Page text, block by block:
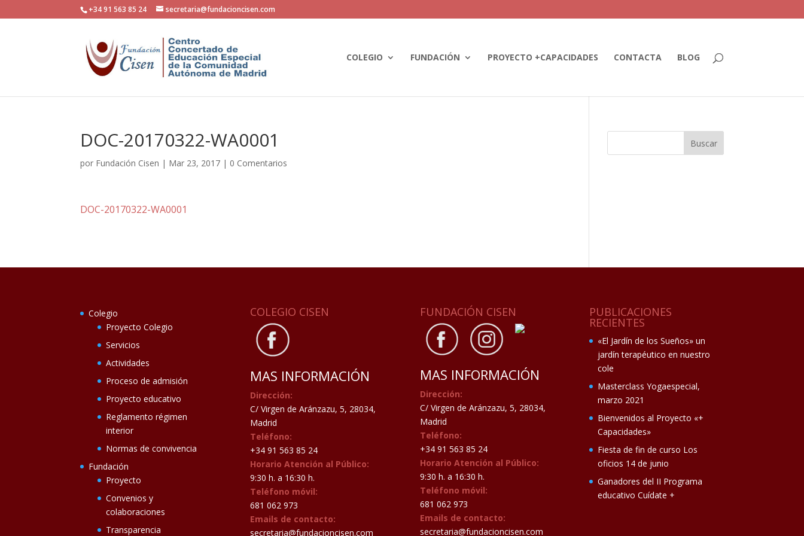
+34 91 563 85 24 secretaria@fundacioncisen.com
COLEGIO FUNDACIÓN PROYECTO +CAPACIDADES CONTACTA BLOG
DOC-20170322-WA0001
por Fundación Cisen | Mar 23, 2017 | 0 Comentarios
DOC-20170322-WA0001
Colegio
Proyecto Colegio
Servicios
Actividades
Proceso de admisión
Proyecto educativo
Reglamento régimen
interior
Normas de convivencia
Fundación
Proyecto
Convenios y
colaboraciones
Transparencia
COLEGIO CISEN
MAS INFORMACIÓN
Dirección:
C/ Virgen de Aránzazu, 5, 28034,
Madrid
Teléfono:
+34 91 563 85 24
Horario Atención al Público:
9:30 h. a 16:30 h.
Teléfono móvil:
681 062 973
Emails de contacto:
secretaria@fundacioncisen.com
FUNDACIÓN CISEN
MAS INFORMACIÓN
Dirección:
C/ Virgen de Aránzazu, 5, 28034,
Madrid
Teléfono:
+34 91 563 85 24
Horario Atención al Público:
9:30 h. a 16:30 h.
Teléfono móvil:
681 062 973
Emails de contacto:
secretaria@fundacioncisen.com
PUBLICACIONES
RECIENTES
«El Jardín de los Sueños» un
jardín terapéutico en nuestro
cole
Masterclass Yogaespecial,
marzo 2021
Bienvenidos al Proyecto «+
Capacidades»
Fiesta de fin de curso Los
oficios 14 de junio
Ganadores del II Programa
educativo Cuídate +